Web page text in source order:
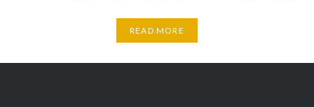
READ MORE